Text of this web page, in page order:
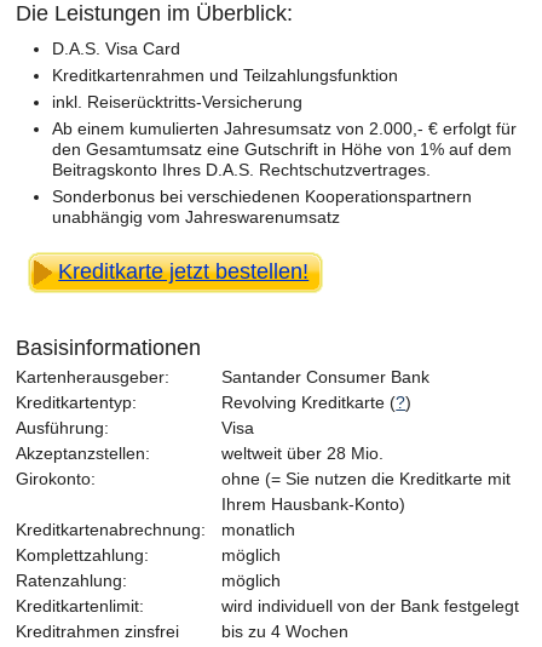
Die Leistungen im Überblick:
D.A.S. Visa Card
Kreditkartenrahmen und Teilzahlungsfunktion
inkl. Reiserücktritts-Versicherung
Ab einem kumulierten Jahresumsatz von 2.000,- € erfolgt für
den Gesamtumsatz eine Gutschrift in Höhe von 1% auf dem
Beitragskonto Ihres D.A.S. Rechtschutzvertrages.
Sonderbonus bei verschiedenen Kooperationspartnern
unabhängig vom Jahreswarenumsatz
Kreditkarte jetzt bestellen!
Basisinformationen
Kartenherausgeber:
Santander Consumer Bank
Kreditkartentyp:
Revolving Kreditkarte (?)
Ausführung:
Visa
Akzeptanzstellen:
weltweit über 28 Mio.
Girokonto:
ohne (= Sie nutzen die Kreditkarte mit
Ihrem Hausbank-Konto)
Kreditkartenabrechnung:
monatlich
Komplettzahlung:
möglich
Ratenzahlung:
möglich
Kreditkartenlimit:
wird individuell von der Bank festgelegt
Kreditrahmen zinsfrei
bis zu 4 Wochen